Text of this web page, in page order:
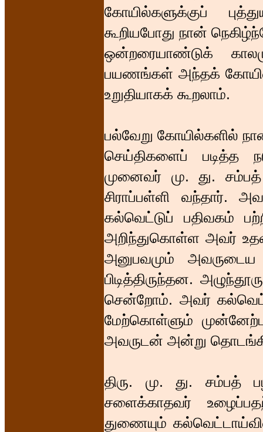
கோயில்களுக்குப்
கூறியபோது நான்
ஒன்றரையாண்டுக்
பயணங்கள் அந்தக்
உறுதியாகக் கூறலாம்.
பல்வேறு கோயில்களில்
செய்திகளைப் படித்த
முனைவர் மு. து. சம்பத்
சிராப்பள்ளி வந்தார்.
கல்வெட்டுப் பதிவகம்
அறிந்துகொள்ள அவர்
அனுபவமும் அவருடைய
பிடித்திருந்தன.
சென்றோம். அவர்
மேற்கொள்ளும்
அவருடன் அன்று
திரு. மு. து. சம்பத்
சளைக்காதவர்
துணையும்